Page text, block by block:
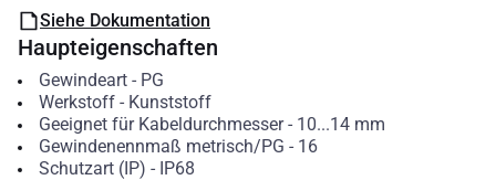
Siehe Dokumentation
Haupteigenschaften
Gewindeart- PG
Werkstoff- Kunststoff
Geeignet für Kabeldurchmesser- 10...14 mm
Gewindenennmaß metrisch/PG - 16
Schutzart (IP) - IP68